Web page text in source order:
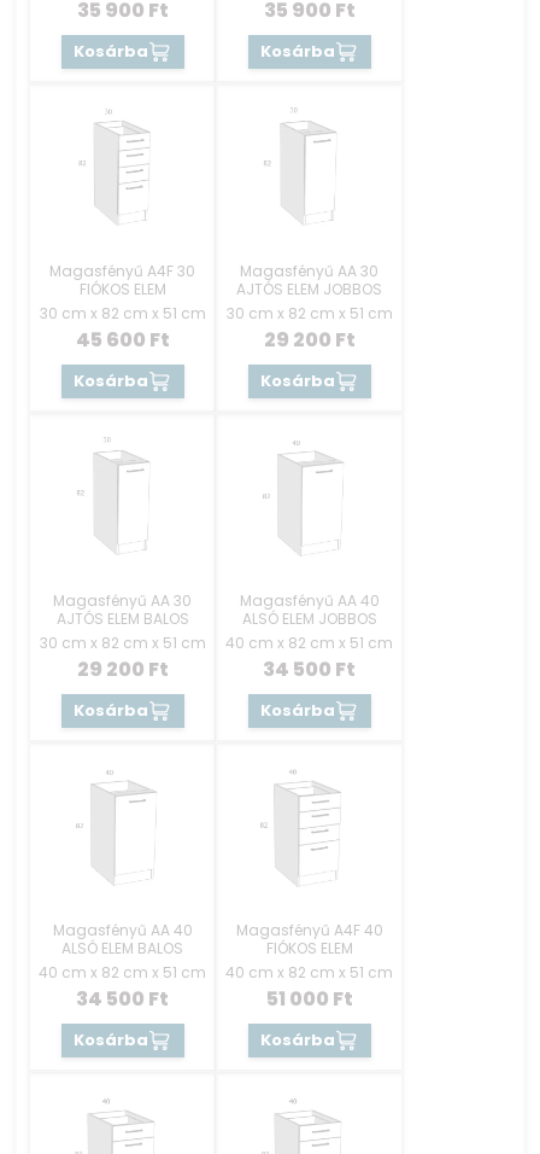
35 900 Ft
Kosárba
35 900 Ft
Kosárba
Magasfényű A4F 30
FIÓKOS ELEM
30 cm x 82 cm x 51 cm
45 600 Ft
Kosárba
Magasfényű AA 30
AJTÓS ELEM JOBBOS
30 cm x 82 cm x 51 cm
29 200 Ft
Kosárba
Magasfényű AA 30
AJTÓS ELEM BALOS
30 cm x 82 cm x 51 cm
29 200 Ft
Kosárba
Magasfényű AA 40
ALSÓ ELEM JOBBOS
40 cm x 82 cm x 51 cm
34 500 Ft
Kosárba
Magasfényű AA 40
ALSÓ ELEM BALOS
40 cm x 82 cm x 51 cm
34 500 Ft
Kosárba
Magasfényű A4F 40
FIÓKOS ELEM
40 cm x 82 cm x 51 cm
51 000 Ft
Kosárba